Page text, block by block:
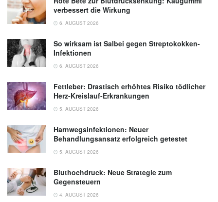
verbessert die Wirkung
6. AUGUST 2026
So wirksam ist Salbei gegen Streptokokken-
Infektionen
6. AUGUST 2026
Fettleber: Drastisch erhöhtes Risiko tödlicher
Herz-Kreislauf-Erkrankungen
5. AUGUST 2026
Harnwegsinfektionen: Neuer
Behandlungsansatz erfolgreich getestet
5. AUGUST 2026
Bluthochdruck: Neue Strategie zum
Gegensteuern
4. AUGUST 2026